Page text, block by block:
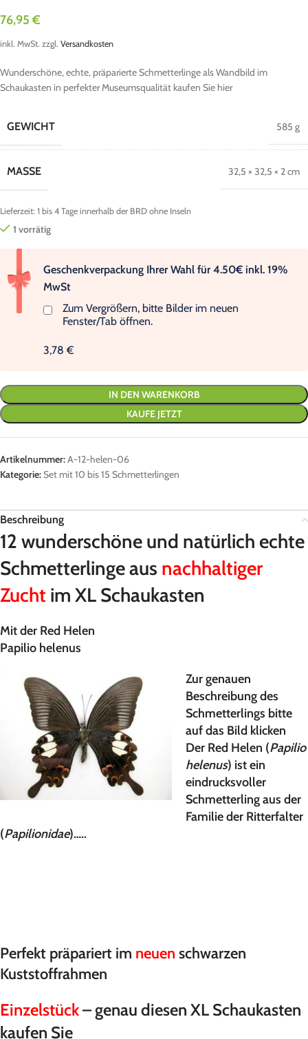
76,95€
inkl. MwSt. zzgl. Versandkosten
Wunderschöne, echte, präparierte Schmetterlinge als Wandbild im
Schaukasten in perfekter Museumsqualität kaufen Sie hier
GEWICHT 585 g
MASSE 32,5 × 32,5 × 2 cm
Lieferzeit: 1 bis 4 Tage innerhalb der BRD ohne Inseln
1 vorrätig
Geschenkverpackung Ihrer Wahl für 4.50€ inkl. 19%
MwSt
Zum Vergrößern, bitte Bilder im neuen
Fenster/Tab öffnen.
3,78 €
IN DEN WARENKORB
KAUFE JETZT
Artikelnummer:A-12-helen-06
Kategorie:Set mit 10 bis 15 Schmetterlingen
Beschreibung
12 wunderschöne und natürlich echte
Schmetterlinge aus nachhaltiger
Zucht im XL Schaukasten
Mit der Red Helen
Papilio helenus
Zur genauen
Beschreibung des
Schmetterlings bitte
auf das Bild klicken
Der Red Helen (Papilio
helenus) ist ein
eindrucksvoller
Schmetterling aus der
Familie der Ritterfalter
(Papilionidae)…..
Perfekt präpariert im neuen schwarzen
Kuststoffrahmen
Einzelstück– genau diesen XL Schaukasten
kaufen Sie